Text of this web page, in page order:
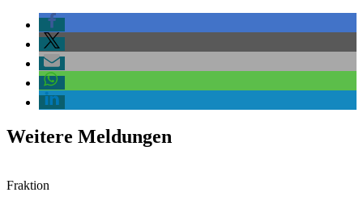
Weitere Meldungen
Fraktion